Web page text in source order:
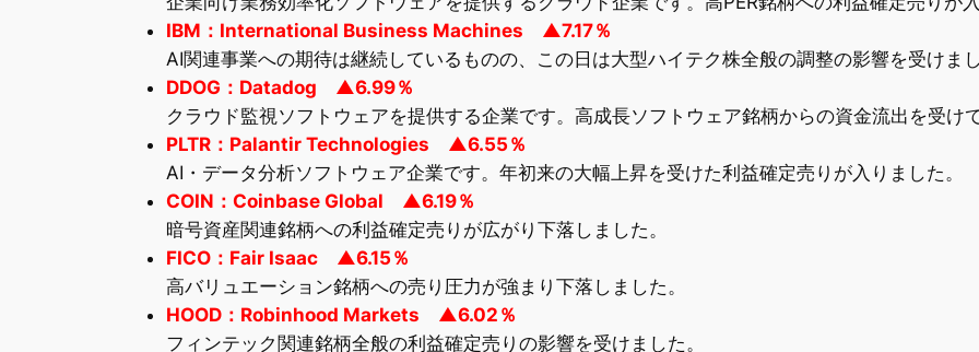
IBM：International Business Machines ▲7.17％
AI関連事業への期待は継続しているものの、この日は大型ハイテク株全般の調整の影響を受けま
DDOG：Datadog ▲6.99％
クラウド監視ソフトウェアを提供する企業です。高成長ソフトウェア銘柄からの資金流出を受け
PLTR：Palantir Technologies ▲6.55％
AI・データ分析ソフトウェア企業です。年初来の大幅上昇を受けた利益確定売りが入りました。
COIN：Coinbase Global ▲6.19％
暗号資産関連銘柄への利益確定売りが広がり下落しました。
FICO：Fair Isaac ▲6.15％
高バリュエーション銘柄への売り圧力が強まり下落しました。
HOOD：Robinhood Markets ▲6.02％
フィンテック関連銘柄全般の利益確定売りの影響を受けました。